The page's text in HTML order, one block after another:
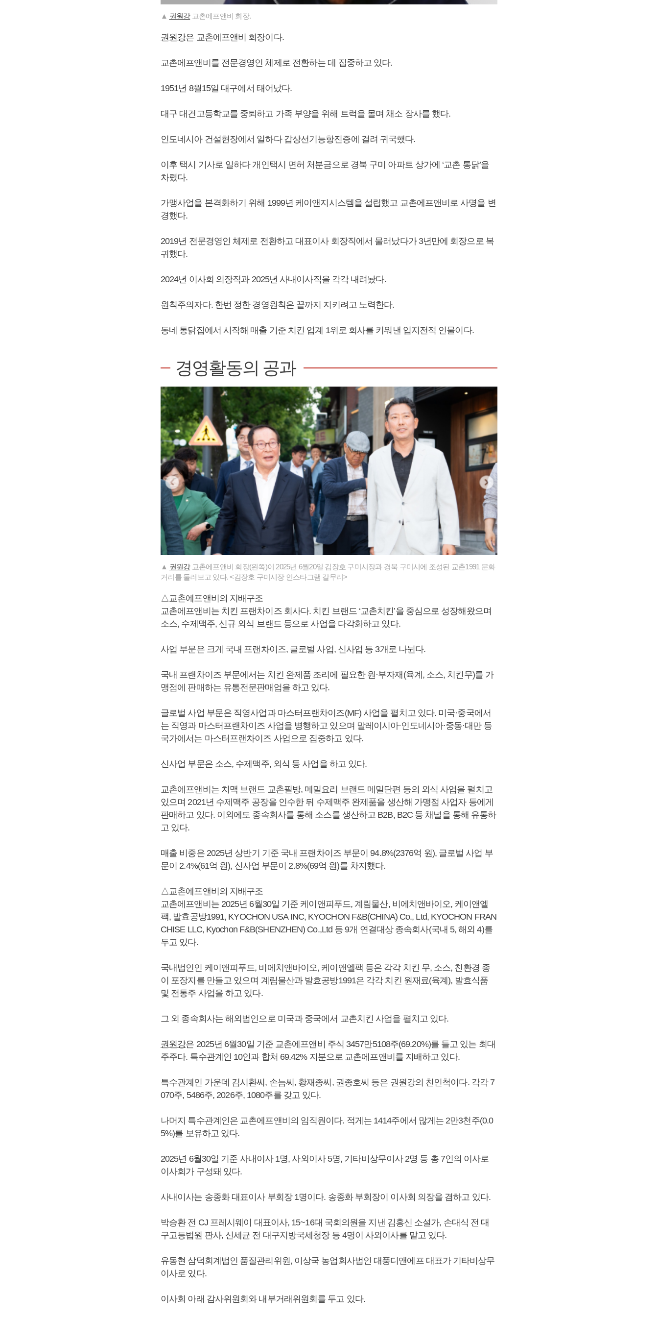
▲ 권원강교촌에프앤비 회장.
권원강은 교촌에프앤비 회장이다.
교촌에프앤비를 전문경영인 체제로 전환하는 데 집중하고 있다.
1951년 8월15일 대구에서 태어났다.
대구 대건고등학교를 중퇴하고 가족 부양을 위해 트럭을 몰며 채소 장사를 했다.
인도네시아 건설현장에서 일하다 갑상선기능항진증에 걸려 귀국했다.
이후 택시 기사로 일하다 개인택시 면허 처분금으로 경북 구미 아파트 상가에 ‘교촌 통닭’을
차렸다.
가맹사업을 본격화하기 위해 1999년 케이앤지시스템을 설립했고 교촌에프앤비로 사명을 변
경했다.
2019년 전문경영인 체제로 전환하고 대표이사 회장직에서 물러났다가 3년만에 회장으로 복
귀했다.
2024년 이사회 의장직과 2025년 사내이사직을 각각 내려놨다.
원칙주의자다. 한번 정한 경영원칙은 끝까지 지키려고 노력한다.
동네 통닭집에서 시작해 매출 기준 치킨 업계 1위로 회사를 키워낸 입지전적 인물이다.
경영활동의 공과
▲ 권원강교촌에프앤비 회장(왼쪽)이 2025년 6월20일 김장호 구미시장과 경북 구미시에 조성된 교촌1991 문화
거리를 둘러보고 있다. <김장호 구미시장 인스타그램 갈무리>
△교촌에프앤비의 지배구조
교촌에프앤비는 치킨 프랜차이즈 회사다. 치킨 브랜드 ‘교촌치킨’을 중심으로 성장해왔으며
소스, 수제맥주, 신규 외식 브랜드 등으로 사업을 다각화하고 있다.
사업 부문은 크게 국내 프랜차이즈, 글로벌 사업, 신사업 등 3개로 나뉜다.
국내 프랜차이즈 부문에서는 치킨 완제품 조리에 필요한 원·부자재(육계, 소스, 치킨무)를 가
맹점에 판매하는 유통전문판매업을 하고 있다.
글로벌 사업 부문은 직영사업과 마스터프랜차이즈(MF) 사업을 펼치고 있다. 미국·중국에서
는 직영과 마스터프랜차이즈 사업을 병행하고 있으며 말레이시아·인도네시아·중동·대만 등
국가에서는 마스터프랜차이즈 사업으로 집중하고 있다.
신사업 부문은 소스, 수제맥주, 외식 등 사업을 하고 있다.
교촌에프앤비는 치맥 브랜드 교촌필방, 메밀요리 브랜드 메밀단편 등의 외식 사업을 펼치고
있으며 2021년 수제맥주 공장을 인수한 뒤 수제맥주 완제품을 생산해 가맹점 사업자 등에게
판매하고 있다. 이외에도 종속회사를 통해 소스를 생산하고 B2B, B2C 등 채널을 통해 유통하
고 있다.
매출 비중은 2025년 상반기 기준 국내 프랜차이즈 부문이 94.8%(2376억 원), 글로벌 사업 부
문이 2.4%(61억 원), 신사업 부문이 2.8%(69억 원)를 차지했다.
△교촌에프앤비의 지배구조
교촌에프앤비는 2025년 6월30일 기준 케이앤피푸드, 계림물산, 비에치앤바이오, 케이앤엘
팩, 발효공방1991, KYOCHON USA INC, KYOCHON F&B(CHINA) Co., Ltd, KYOCHON FRAN
CHISE LLC, Kyochon F&B(SHENZHEN) Co.,Ltd 등 9개 연결대상 종속회사(국내 5, 해외 4)를
두고 있다.
국내법인인 케이앤피푸드, 비에치앤바이오, 케이앤엘팩 등은 각각 치킨 무, 소스, 친환경 종
이 포장지를 만들고 있으며 계림물산과 발효공방1991은 각각 치킨 원재료(육계), 발효식품
및 전통주 사업을 하고 있다.
그 외 종속회사는 해외법인으로 미국과 중국에서 교촌치킨 사업을 펼치고 있다.
권원강은 2025년 6월30일 기준 교촌에프앤비 주식 3457만5108주(69.20%)를 들고 있는 최대
주주다. 특수관계인 10인과 합쳐 69.42% 지분으로 교촌에프앤비를 지배하고 있다.
특수관계인 가운데 김시환씨, 손늠씨, 황재종씨, 권종호씨 등은 권원강의 친인척이다. 각각 7
070주, 5486주, 2026주, 1080주를 갖고 있다.
나머지 특수관계인은 교촌에프앤비의 임직원이다. 적게는 1414주에서 많게는 2만3천주(0.0
5%)를 보유하고 있다.
2025년 6월30일 기준 사내이사 1명, 사외이사 5명, 기타비상무이사 2명 등 총 7인의 이사로
이사회가 구성돼 있다.
사내이사는 송종화 대표이사 부회장 1명이다. 송종화 부회장이 이사회 의장을 겸하고 있다.
박승환 전 CJ 프레시웨이 대표이사, 15~16대 국회의원을 지낸 김홍신 소설가, 손대식 전 대
구고등법원 판사, 신세균 전 대구지방국세청장 등 4명이 사외이사를 맡고 있다.
유동현 삼덕회계법인 품질관리위원, 이상국 농업회사법인 대풍디앤에프 대표가 기타비상무
이사로 있다.
이사회 아래 감사위원회와 내부거래위원회를 두고 있다.